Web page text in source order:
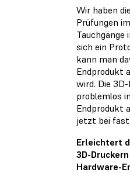
Wir haben
Prüfungen
sich ein
kann man
Endprodukt
wird. Die
problemlos
Endprodukt
jetzt bei
Erleichtert
3D-
Hardware-